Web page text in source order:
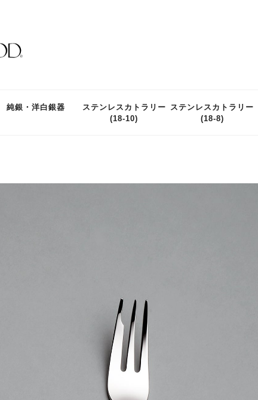
純銀・洋白銀器
ステンレスカトラリー
(18-10)
ステンレスカトラリー
(18-8)